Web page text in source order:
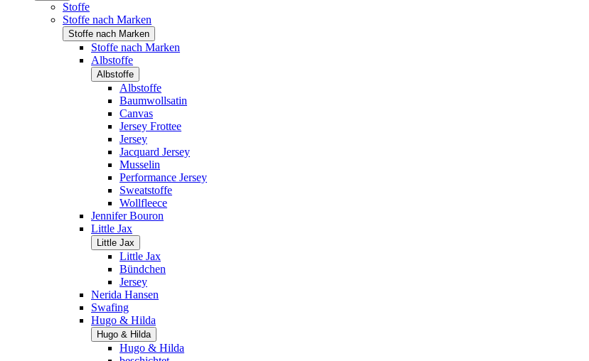
Stoffe
Stoffe nach Marken
Stoffe nach Marken
Stoffe nach Marken
Albstoffe
Albstoffe
Albstoffe
Baumwollsatin
Canvas
Jersey Frottee
Jersey
Jacquard Jersey
Musselin
Performance Jersey
Sweatstoffe
Wollfleece
Jennifer Bouron
Little Jax
Little Jax
Little Jax
Bündchen
Jersey
Nerida Hansen
Swafing
Hugo & Hilda
Hugo & Hilda
Hugo & Hilda